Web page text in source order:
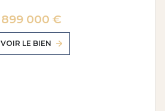
899 000 €
VOIR LE BIEN